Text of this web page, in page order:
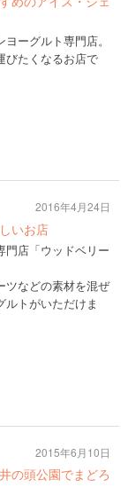
ーグルト専門店。
びたくなるお店で
いお店
門店「ウッドベリー
ツなどの素材を混ぜ
トがいただけま
2016年4月24日
の頭公園でまどろ
2015年6月10日